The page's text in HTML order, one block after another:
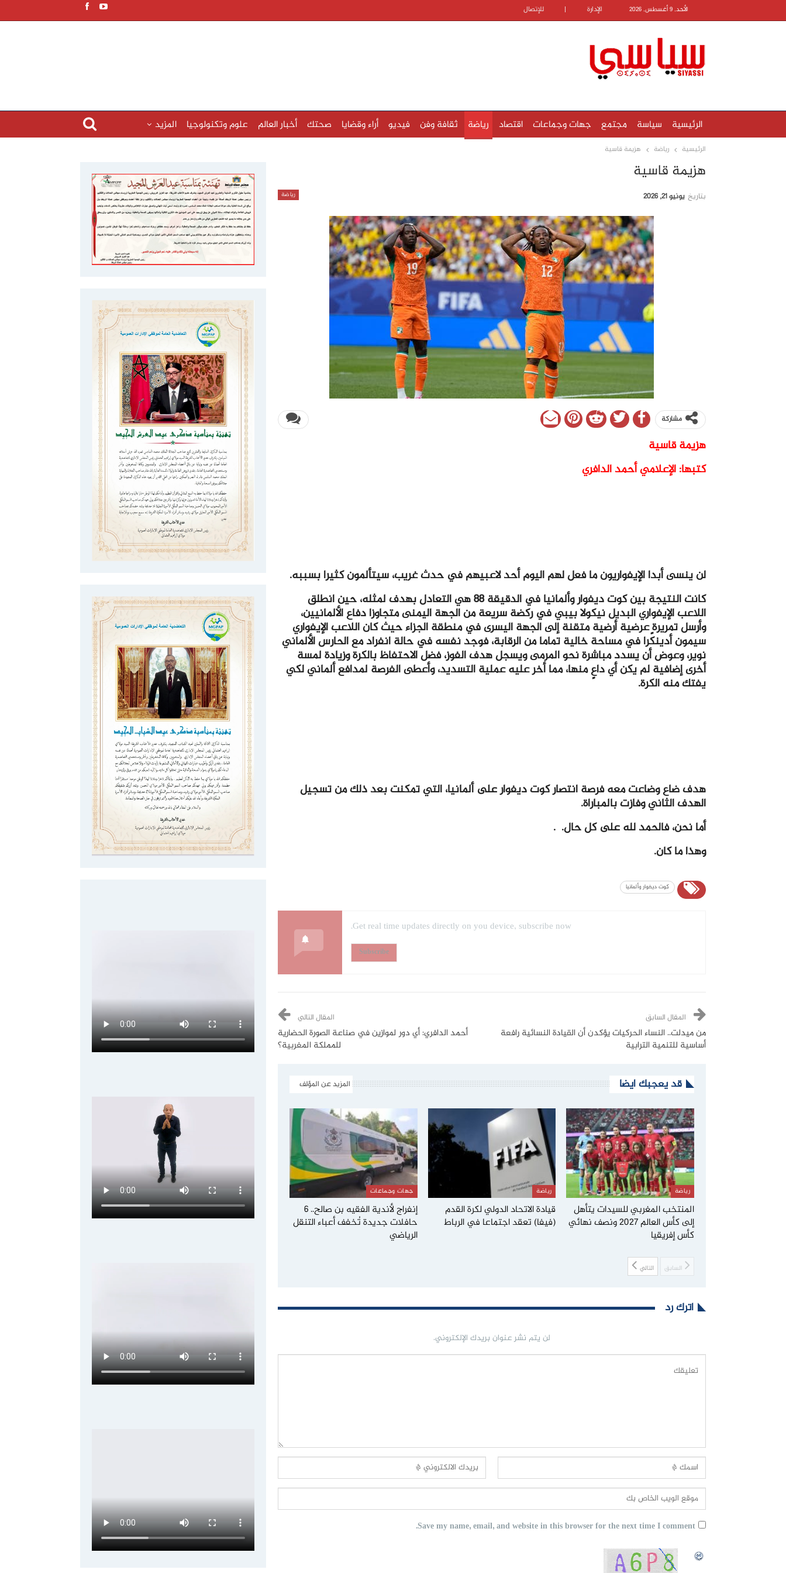
الأحد, 9 أغسطس, 2026 الإدارة | للإتصال
الرئيسية سياسة مجتمع جهات وجماعات اقتصاد رياضة ثقافة وفن فيديو أراء وقضايا صحتك أخبار العالم علوم وتكنولوجيا المزيد
الرئيسية رياضة هزيمة قاسية
هزيمة قاسية
رياضة بتاريخ يونيو 21, 2026
مشاركة
هزيمة قاسية
كتبها: الإعلامي أحمد الدافري
لن ينسى أبدا الإيفواريون ما فعل لهم اليوم أحد لاعبيهم في حدث غريب، سيتألمون كثيرا بسببه.
كانت النتيجة بين كوت ديفوار وألمانيا في الدقيقة 88 هي التعادل بهدف لمثله، حين انطلق
اللاعب الإيفواري البديل نيكولا بيبي في ركضة سريعة من الجهة اليمنى متجاوزا دفاع الألمانيين،
وأرسل تمريرة عرضية أرضية متقنة إلى الجهة اليسرى في منطقة الجزاء حيث كان اللاعب الإيفواري
سيمون أدينكًرا في مساحة خالية تماما من الرقابة، فوجد نفسه في حالة انفراد مع الحارس الألماني
نوير، وعوض أن يسدد مباشرة نحو المرمى ويسجل هدف الفوز، فضل الاحتفاظ بالكرة وزيادة لمسة
أخرى إضافية لم يكن أي داعٍ منها، مما أخر عليه عملية التسديد، وأعطى الفرصة لمدافع ألماني لكي
يفتك منه الكرة.
هدف ضاع وضاعت معه فرصة انتصار كوت ديفوار على ألمانيا، التي تمكنت بعد ذلك من تسجيل
الهدف الثاني وفازت بالمباراة.
أما نحن، فالحمد لله على كل حال. .
وهذا ما كان.
كوت ديفوار وألمانيا
Get real time updates directly on you device, subscribe now.
Subscribe
المقال السابق
من ميدلت.. النساء الحركيات يؤكدن أن القيادة النسائية رافعة
أساسية للتنمية الترابية
المقال التالي
أحمد الدافري: أي دور لموازين في صناعة الصورة الحضارية
للمملكة المغربية؟
قد يعجبك ايضا المزيد عن المؤلف
رياضة
المنتخب المغربي للسيدات يتأهل
إلى كأس العالم 2027 ونصف نهائي
كأس إفريقيا
رياضة
قيادة الاتحاد الدولي لكرة القدم
(فيفا) تعقد اجتماعا في الرباط
جهات وجماعات
إنفراج لأندية الفقيه بن صالح.. 6
حافلات جديدة تُخفف أعباء التنقل
الرياضي
السابق التالي
اترك رد
لن يتم نشر عنوان بريدك الإلكتروني.
Save my name, email, and website in this browser for the next time I comment.